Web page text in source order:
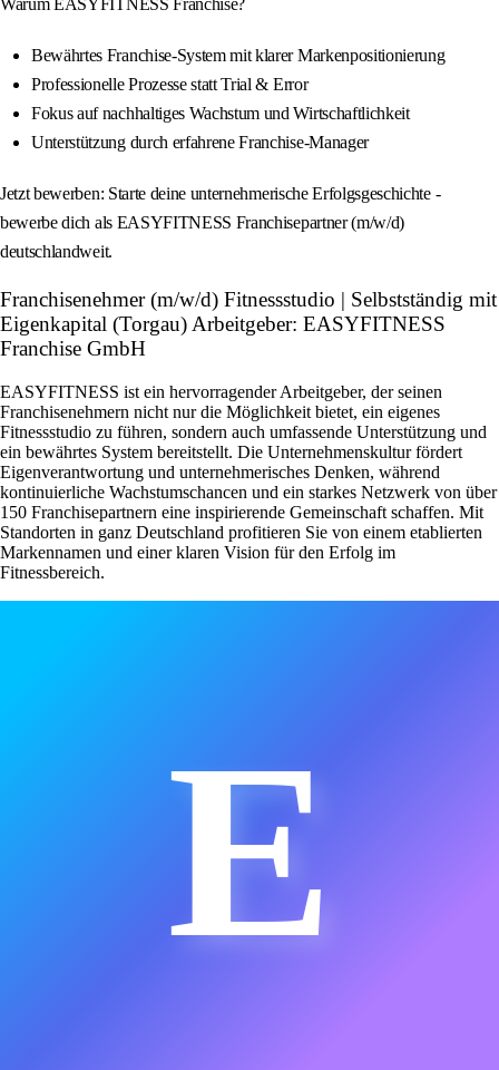
Warum EASYFITNESS Franchise?
Bewährtes Franchise-System mit klarer Markenpositionierung
Professionelle Prozesse statt Trial & Error
Fokus auf nachhaltiges Wachstum und Wirtschaftlichkeit
Unterstützung durch erfahrene Franchise-Manager
Jetzt bewerben: Starte deine unternehmerische Erfolgsgeschichte -
bewerbe dich als EASYFITNESS Franchisepartner (m/w/d)
deutschlandweit.
Franchisenehmer (m/w/d) Fitnessstudio | Selbstständig mit
Eigenkapital (Torgau) Arbeitgeber: EASYFITNESS
Franchise GmbH
EASYFITNESS ist ein hervorragender Arbeitgeber, der seinen
Franchisenehmern nicht nur die Möglichkeit bietet, ein eigenes
Fitnessstudio zu führen, sondern auch umfassende Unterstützung und
ein bewährtes System bereitstellt. Die Unternehmenskultur fördert
Eigenverantwortung und unternehmerisches Denken, während
kontinuierliche Wachstumschancen und ein starkes Netzwerk von über
150 Franchisepartnern eine inspirierende Gemeinschaft schaffen. Mit
Standorten in ganz Deutschland profitieren Sie von einem etablierten
Markennamen und einer klaren Vision für den Erfolg im
Fitnessbereich.
E